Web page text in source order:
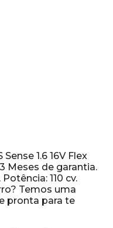
1.6 16V Flex
Meses de garantia.
110 cv.
Temos uma
pronta para te